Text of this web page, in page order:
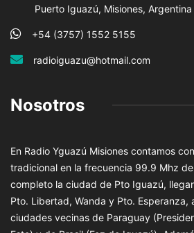
Puerto Iguazú, Misiones, Argentina
+54 (3757) 1552 5155
radioiguazu@hotmail.com
Nosotros
En Radio Yguazú Misiones contamos
tradicional en la frecuencia 99.9 Mhz
completo la ciudad de Pto Iguazú,
Pto. Libertad, Wanda y Pto. Esperanza,
ciudades vecinas de Paraguay